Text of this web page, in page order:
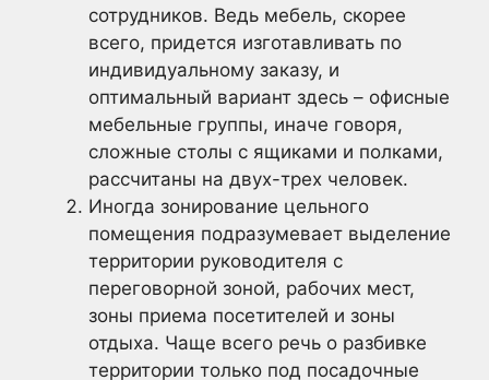
сотрудников. Ведь мебель, скорее
всего, придется изготавливать по
индивидуальному заказу, и
оптимальный вариант здесь – офисные
мебельные группы, иначе говоря,
сложные столы с ящиками и полками,
рассчитаны на двух-трех человек.
Иногда зонирование цельного
помещения подразумевает выделение
территории руководителя с
переговорной зоной, рабочих мест,
зоны приема посетителей и зоны
отдыха. Чаще всего речь о разбивке
территории только под посадочные